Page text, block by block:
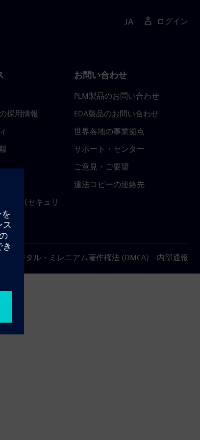
JA ログイン
採用情報
ター (セキュリ
)
お問い合わせ
PLM製品のお問い合わせ
EDA製品のお問い合わせ
世界各地の事業拠点
サポート・センター
ご意見・ご要望
違法コピーの連絡先
デジタル・ミレニアム著作権法 (DMCA) 内部通報